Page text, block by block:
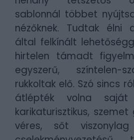
sablonnál többet
nézőknek. Tudtak élni
által felkínált
hirtelen támadt
egyszerű, színtelen-
rukkoltak elő. Szó sincs
átlépték volna saját
karikaturisztikus,
véres, sőt viszonylag